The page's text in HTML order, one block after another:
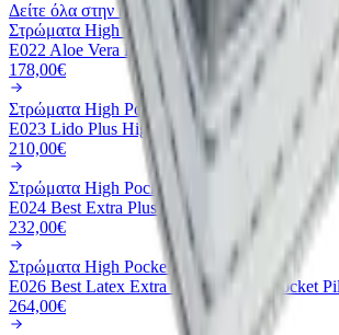
Δείτε όλα στην κατηγορία
Στρώματα High Pocket με λαμάκι
E022 Aloe Vera High Pocket
178,00€
Στρώματα High Pocket με λαμάκι
E023 Lido Plus High Pocket
210,00€
Στρώματα High Pocket με λαμάκι
E024 Best Extra Plus 3D High Pocket
232,00€
Στρώματα High Pocket με λαμάκι
E026 Best Latex Extra Plus 3D High Pocket
264,00€